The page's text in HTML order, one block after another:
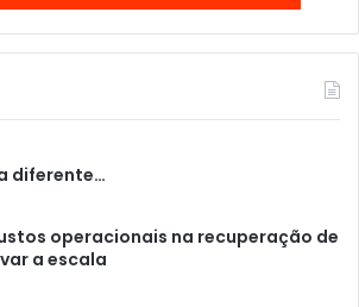
diferente…
operacionais na recuperação de
a escala